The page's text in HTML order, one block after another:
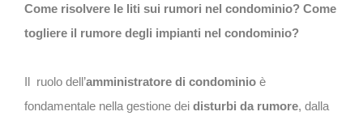
Come risolvere le liti sui rumori nel condominio? Come
togliere il rumore degli impianti nel condominio?
Il ruolo dell’amministratore di condominio è
fondamentale nella gestione dei disturbi da rumore, dalla